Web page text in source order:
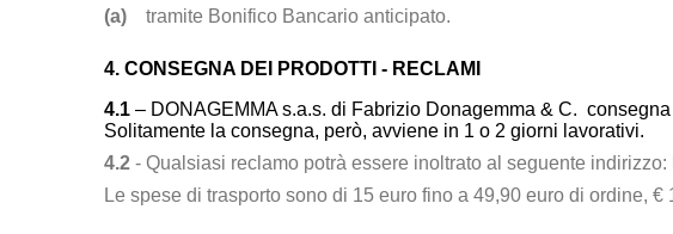
(a)
tramite Bonifico Bancario anticipato.
4. CONSEGNA DEI PRODOTTI - RECLAMI
4.1 – DONAGEMMA s.a.s. di Fabrizio Donagemma & C.
Solitamente la consegna, però, avviene in 1 o 2 giorni lavorativi.
4.2 - Qualsiasi reclamo potrà essere inoltrato al seguente indirizzo:
Le spese di trasporto sono di 15 euro fino a 49,90 euro di ordine,